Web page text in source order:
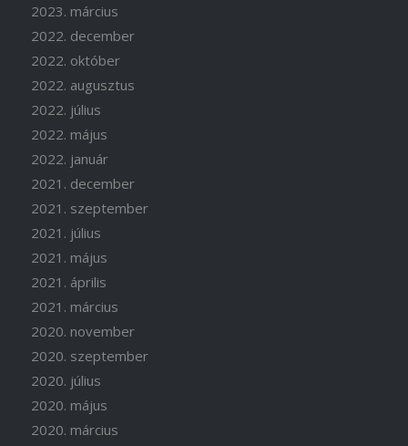
2023. március
2022. december
2022. október
2022. augusztus
2022. július
2022. május
2022. január
2021. december
2021. szeptember
2021. július
2021. május
2021. április
2021. március
2020. november
2020. szeptember
2020. július
2020. május
2020. március